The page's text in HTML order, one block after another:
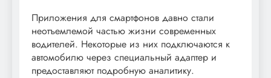
Приложения для смартфонов давно стали
неотъемлемой частью жизни современных
водителей. Некоторые из них подключаются к
автомобилю через специальный адаптер и
предоставляют подробную аналитику.